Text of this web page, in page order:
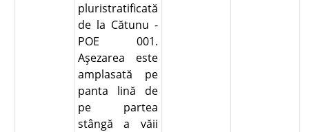
pluristratificată
de la Cătunu -
POE 001.
Aşezarea este
amplasată pe
panta lină de
pe partea
stângă a văii